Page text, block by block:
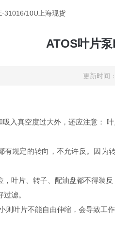
31016/10U上海现货
ATOS叶片
更新时间
入真空度过大外，还应注意：
有规定的转向，不允许反。因
叶片、转子、配油盘都不得装
滤。
叶片不能自由伸缩，会导致工作